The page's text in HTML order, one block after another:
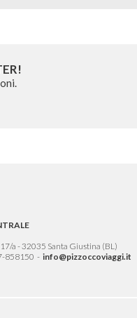
a - 32035 Santa Giustina (BL)
858150 - info@pizzoccoviaggi.it